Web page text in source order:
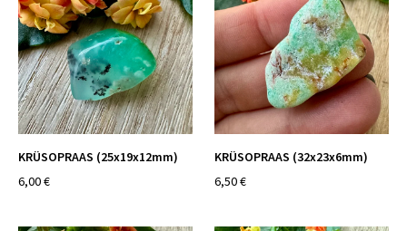
KRÜSOPRAAS (25x19x12mm)
6,00 €
KRÜSOPRAAS (32x23x6mm)
6,50 €